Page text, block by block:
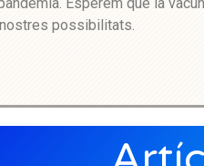
Esperem que la
possibilitats.